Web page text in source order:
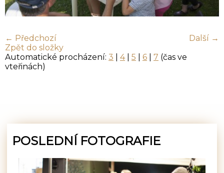
← Předchozí
Další →
Zpět do složky
Automatické procházení: 3 4| 5 6 7 (čas ve
vteřinách)
POSLEDNÍ FOTOGRAFIE